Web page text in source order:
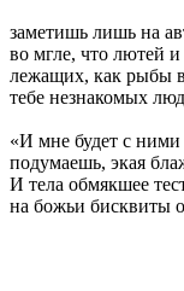
заметишь лишь на
во мгле, что лютей
лежащих, как рыбы
тебе незнакомых
«И мне будет с ними
подумаешь, экая
И тела обмякшее
на божьи бисквиты